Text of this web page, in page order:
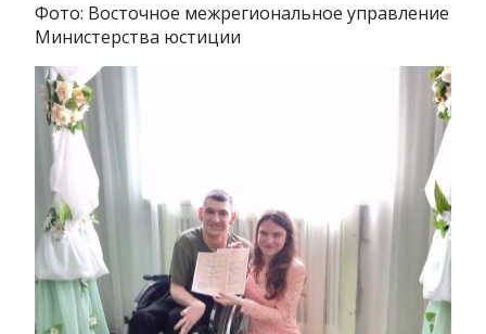
Фото: Восточное межрегиональное управление
Министерства юстиции